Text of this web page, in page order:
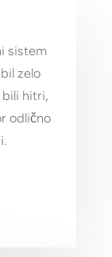
sistem
zelo
bili hitri,
odlično